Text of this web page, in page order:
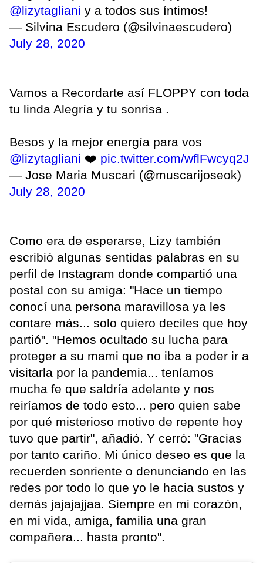
@lizytagliani y a todos sus íntimos!
— Silvina Escudero (@silvinaescudero)
July 28, 2020
Vamos a Recordarte así FLOPPY con toda
tu linda Alegría y tu sonrisa .
Besos y la mejor energía para vos
@lizytagliani ❤️ pic.twitter.com/wflFwcyq2J
— Jose Maria Muscari (@muscarijoseok)
July 28, 2020
Como era de esperarse, Lizy también
escribió algunas sentidas palabras en su
perfil de Instagram donde compartió una
postal con su amiga: "Hace un tiempo
conocí una persona maravillosa ya les
contare más... solo quiero deciles que hoy
partió". "Hemos ocultado su lucha para
proteger a su mami que no iba a poder ir a
visitarla por la pandemia... teníamos
mucha fe que saldría adelante y nos
reiríamos de todo esto... pero quien sabe
por qué misterioso motivo de repente hoy
tuvo que partir", añadió. Y cerró: "Gracias
por tanto cariño. Mi único deseo es que la
recuerden sonriente o denunciando en las
redes por todo lo que yo le hacia sustos y
demás jajajajjaa. Siempre en mi corazón,
en mi vida, amiga, familia una gran
compañera... hasta pronto".